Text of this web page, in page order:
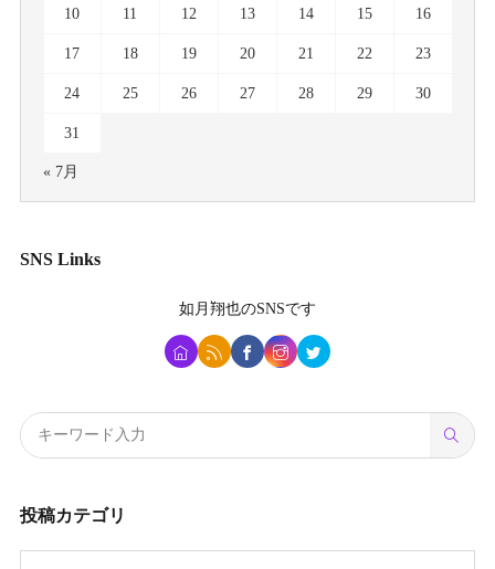
10 11 12 13 14 15 16
17 18 19 20 21 22 23
24 25 26 27 28 29 30
31
« 7月
SNS Links
如月翔也のSNSです
投稿カテゴリ